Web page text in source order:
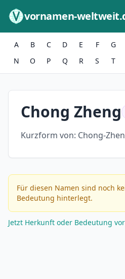
vornamen-
A B C D E F G
N
O P Q R S T
Chong Zheng
Kurzform von: Chong-
Für diesen Namen sind noch
Bedeutung hinterlegt.
Jetzt Herkunft oder Bedeutung